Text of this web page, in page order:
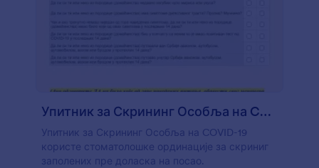
Упитник за Скрининг Особља на COVID 19
Упитник за Скрининг Особља на COVID-19
користе стоматолошке ординације за скриниг
заполених пре доласка на посао.